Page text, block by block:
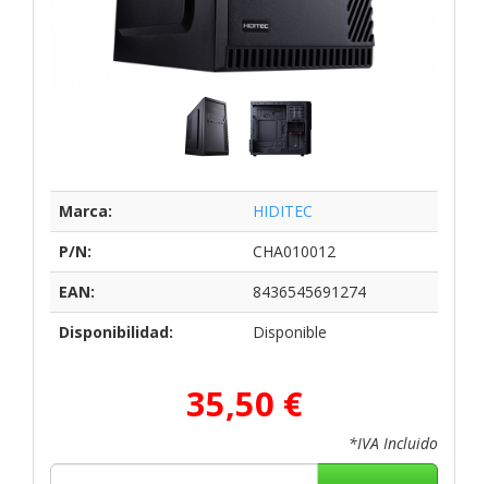
Marca:
HIDITEC
P/N:
CHA010012
EAN:
8436545691274
Disponibilidad:
Disponible
35,50 €
*IVA Incluido